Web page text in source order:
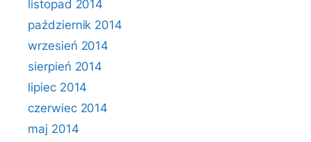
listopad 2014
październik 2014
wrzesień 2014
sierpień 2014
lipiec 2014
czerwiec 2014
maj 2014